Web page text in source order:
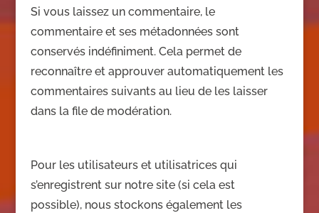
Si vous laissez un commentaire, le
commentaire et ses métadonnées sont
conservés indéfiniment. Cela permet de
reconnaître et approuver automatiquement les
commentaires suivants au lieu de les laisser
dans la file de modération.
Pour les utilisateurs et utilisatrices qui
s’enregistrent sur notre site (si cela est
possible), nous stockons également les